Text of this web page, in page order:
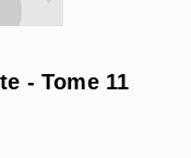
- Tome 11